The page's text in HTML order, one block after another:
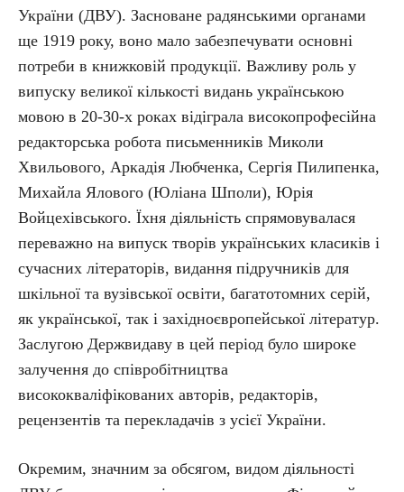
України (ДВУ). Засноване радянськими органами
ще 1919 року, воно мало забезпечувати основні
потреби в книжковій продукції. Важливу роль у
випуску великої кількості видань українською
мовою в 20-30-х роках відіграла високопрофесійна
редакторська робота письменників Миколи
Хвильового, Аркадія Любченка, Сергія Пилипенка,
Михайла Ялового (Юліана Шполи), Юрія
Войцехівського. Їхня діяльність спрямовувалася
переважно на випуск творів українських класиків і
сучасних літераторів, видання підручників для
шкільної та вузівської освіти, багатотомних серій,
як української, так і західноєвропейської літератур.
Заслугою Держвидаву в цей період було широке
залучення до співробітництва
висококваліфікованих авторів, редакторів,
рецензентів та перекладачів з усієї України.
Окремим, значним за обсягом, видом діяльності